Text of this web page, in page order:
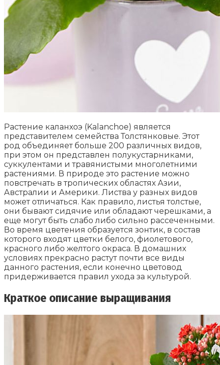
Растение каланхоэ (Kalanchoe) является
представителем семейства Толстянковые. Этот
род объединяет больше 200 различных видов,
при этом он представлен полукустарниками,
суккулентами и травянистыми многолетними
растениями. В природе это растение можно
повстречать в тропических областях Азии,
Австралии и Америки. Листва у разных видов
может отличаться. Как правило, листья толстые,
они бывают сидячие или обладают черешками, а
еще могут быть слабо либо сильно рассеченными.
Во время цветения образуется зонтик, в состав
которого входят цветки белого, фиолетового,
красного либо желтого окраса. В домашних
условиях прекрасно растут почти все виды
данного растения, если конечно цветовод
придерживается правил ухода за культурой.
Краткое описание выращивания